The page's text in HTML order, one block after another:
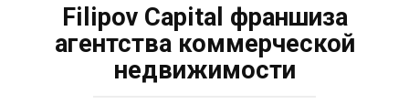
Filipov Capital франшиза
агентства коммерческой
недвижимости